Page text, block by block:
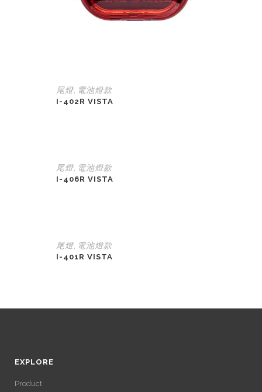
尾燈 電池燈款
I-402R VISTA
尾燈 電池燈款
I-406R VISTA
尾燈 電池燈款
I-401R VISTA
EXPLORE
Product